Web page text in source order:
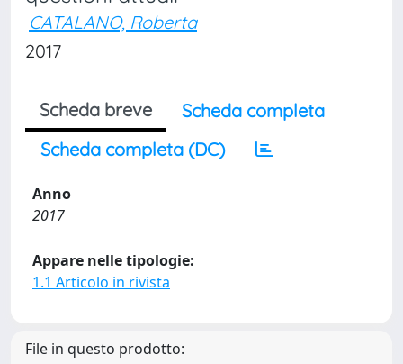
CATALANO, Roberta
2017
Scheda breve
Scheda completa
Scheda completa (DC)
Anno
2017
Appare nelle tipologie:
1.1 Articolo in rivista
File in questo prodotto: